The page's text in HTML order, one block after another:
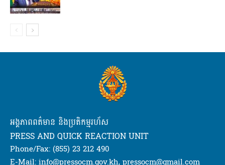
អង្គភាពពត៌មាន និងប្រតិកម្មរហ័ស
PRESS AND QUICK REACTION UNIT
Phone/Fax: (855) 23 212 490
E-Mail: info@pressocm.gov.kh, pressocm@gmail.com